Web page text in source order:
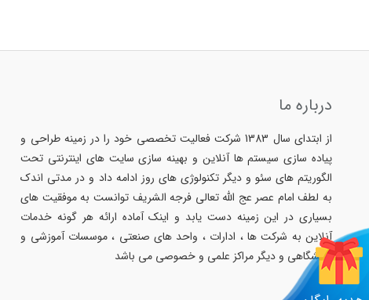
درباره ما
از ابتدای سال 1383 شرکت فعالیت تخصصی خود را در زمینه طراحی و
پیاده سازی سیستم ها آنلاین و بهینه سازی سایت های اینترنتی تحت
الگوریتم های سئو و دیگر تکنولوژی های روز ادامه داد و در مدتی اندک
به لطف امام عصر عج الله تعالی فرجه الشریف توانست به موفقیت های
بسیاری در این زمینه دست یابد و اینک آماده ارائه هر گونه خدمات
آنلاین به شرکت ها ، ادارات ، واحد های صنعتی ، موسسات آموزشی و
دانشگاهی و دیگر مراکز علمی و خصوصی می باشد